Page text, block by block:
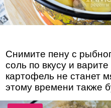
Снимите пену с
соль по вкусу и
картофель не станет
этому времени также